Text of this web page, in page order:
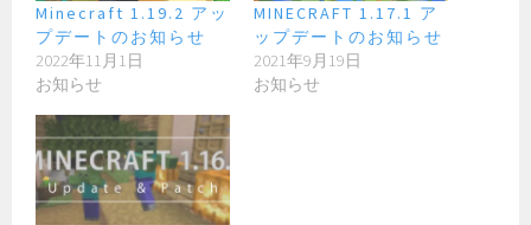
Minecraft 1.19.2 アッ
プデートのお知らせ
2022年11月1日
お知らせ
MINECRAFT 1.17.1 ア
ップデートのお知らせ
2021年9月19日
お知らせ